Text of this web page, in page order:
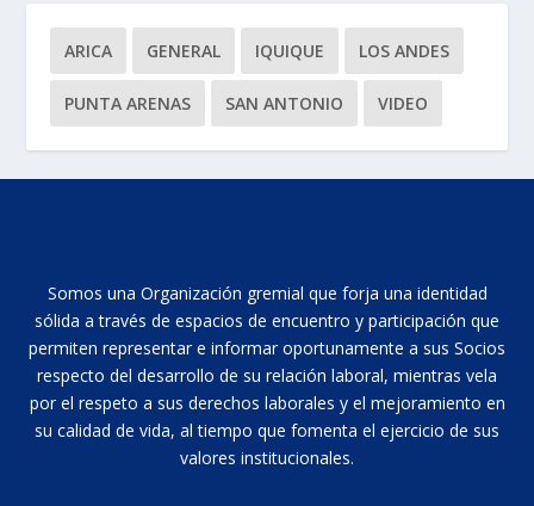
ARICA GENERAL IQUIQUE LOS ANDES
PUNTA ARENAS SAN ANTONIO VIDEO
Somos una Organización gremial que forja una identidad
sólida a través de espacios de encuentro y participación que
permiten representar e informar oportunamente a sus Socios
respecto del desarrollo de su relación laboral, mientras vela
por el respeto a sus derechos laborales y el mejoramiento en
su calidad de vida, al tiempo que fomenta el ejercicio de sus
valores institucionales.